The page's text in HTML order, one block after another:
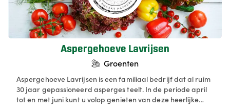
Aspergehoeve Lavrijsen
Groenten
Aspergehoeve Lavrijsen is een familiaal bedrijf dat al ruim
30 jaar gepassioneerd asperges teelt. In de periode april
tot en met juni kunt u volop genieten van deze heerlijke